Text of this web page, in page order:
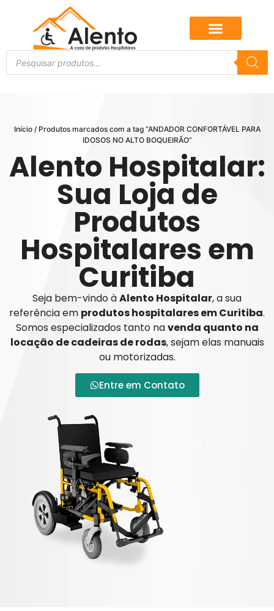
Início/ Produtos marcados com a tag “ANDADOR CONFORTÁVEL PARA
IDOSOS NO ALTO BOQUEIRÃO”
Alento Hospitalar:
Sua Loja de
Produtos
Hospitalares em
Curitiba
Seja bem-vindo àAlento Hospitalar, a sua
referência em produtos hospitalares em Curitiba.
Somos especializados tanto navenda quanto na
locação de cadeiras de rodas, sejam elas manuais
ou motorizadas.
Entre em Contato